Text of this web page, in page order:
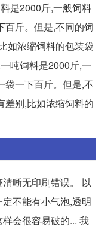
是2000斤,一般饲料
百斤。但是,不同的饲
如浓缩饲料的包装袋
吨饲料是2000斤,一
袋一下百斤。但是,不
差别,比如浓缩饲料的
晰无印刷错误。 以
不能有小气泡,透明
会很容易破的... 我